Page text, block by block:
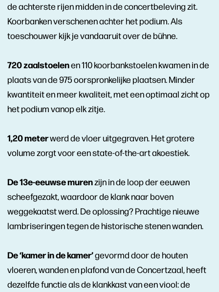
de achterste rijen midden in de concertbeleving zit.
Koorbanken verschenen achter het podium. Als
toeschouwer kijk je vandaaruit over de bühne.
720 zaalstoelenen 110 koorbankstoelen kwamen in de
plaats van de 975 oorspronkelijke plaatsen. Minder
kwantiteit en meer kwaliteit, met een optimaal zicht op
het podium vanop elk zitje.
1,20 meterwerd de vloer uitgegraven. Het grotere
volume zorgt voor een state-of-the-art akoestiek.
De 13e-eeuwse murenzijn in de loop der eeuwen
scheefgezakt, waardoor de klank naar boven
weggekaatst werd. De oplossing? Prachtige nieuwe
lambriseringen tegen de historische stenen wanden.
De ‘kamer in de kamer’gevormd door de houten
vloeren, wanden en plafond van de Concertzaal, heeft
dezelfde functie als de klankkast van een viool: de